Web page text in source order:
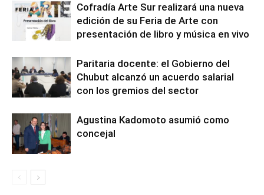
Cofradía Arte Sur realizará una nueva
edición de su Feria de Arte con
presentación de libro y música en vivo
Paritaria docente: el Gobierno del
Chubut alcanzó un acuerdo salarial
con los gremios del sector
Agustina Kadomoto asumió como
concejal